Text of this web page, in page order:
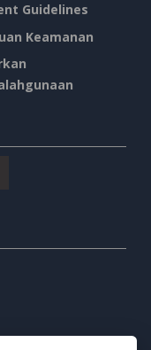
Guidelines
Keamanan